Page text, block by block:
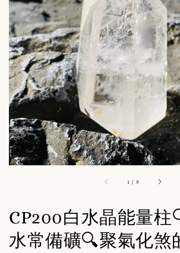
1 / 8
CP200白水晶能量柱
水常備礦🔍聚氣化煞